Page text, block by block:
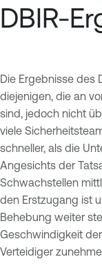
DBIR-
Die Ergebnisse des
diejenigen, die an
sind, jedoch nicht
viele
schneller, als die
Angesichts der
Schwachstellen
den Erstzugang ist
Behebung weiter
Geschwindigkeit
Verteidiger